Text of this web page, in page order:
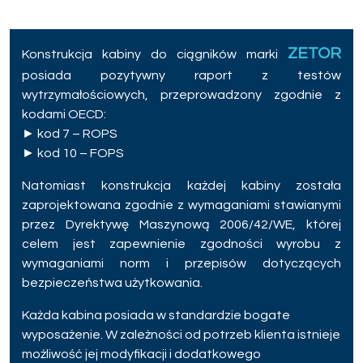
Konstrukcja kabiny do ciągników marki ZETOR
posiada pozytywny raport z testów
wytrzymałościowych, przeprowadzony zgodnie z
kodami OECD:
► kod 7 – ROPS
► kod 10 – FOPS
Natomiast konstrukcja każdej kabiny została
zaprojektowana zgodnie z wymaganiami stawianymi
przez Dyrektywę Maszynową 2006/42/WE, której
celem jest zapewnienie zgodności wyrobu z
wymaganiami norm i przepisów dotyczących
bezpieczeństwa użytkowania.
Każda kabina posiada w standardzie bogate
wyposażenie. W zależności od potrzeb klienta istnieje
możliwość jej modyfikacji i dodatkowego